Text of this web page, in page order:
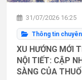
31/07/2026 16:25
Thông tin
XU HƯỚNG MỚI
NỘI TIẾT: CẬP
SÀNG CỦA